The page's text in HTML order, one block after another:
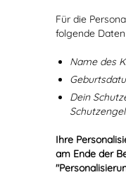
Für die
folgende
Name des
Dein
Ihre
am Ende der